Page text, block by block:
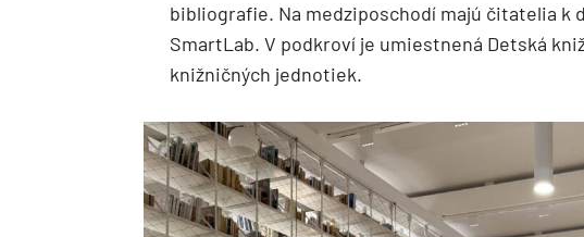
bibliografie. Na medziposchodí majú čitatelia k
SmartLab. V podkroví je umiestnená Detská
knižničných jednotiek.